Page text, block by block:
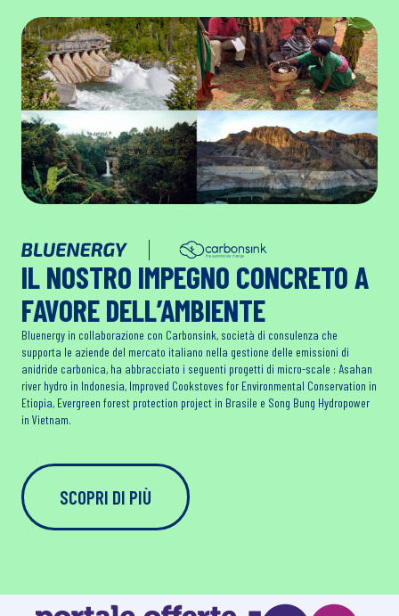
IL NOSTRO IMPEGNO CONCRETO A
FAVORE DELL’AMBIENTE
Bluenergy in collaborazione con Carbonsink, società di consulenza che
supporta le aziende del mercato italiano nella gestione delle emissioni di
anidride carbonica, ha abbracciato i seguenti progetti di micro-scale : Asahan
river hydro in Indonesia, Improved Cookstoves for Environmental Conservation in
Etiopia, Evergreen forest protection project in Brasile e Song Bung Hydropower
in Vietnam.
SCOPRI DI PIÙ